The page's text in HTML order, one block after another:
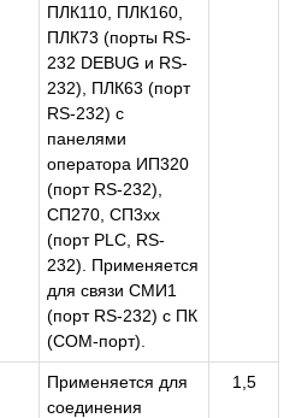
ПЛК110, ПЛК160,
ПЛК73 (порты RS-
232 DEBUG и RS-
232), ПЛК63 (порт
RS-232) с
панелями
оператора ИП320
(порт RS-232),
СП270, СП3xx
(порт PLC, RS-
232). Применяется
для связи СМИ1
(порт RS-232) с ПК
(COM-порт).
Применяется для
соединения
1,5